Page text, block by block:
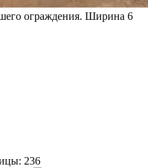
ограждения. Ширина 6
236